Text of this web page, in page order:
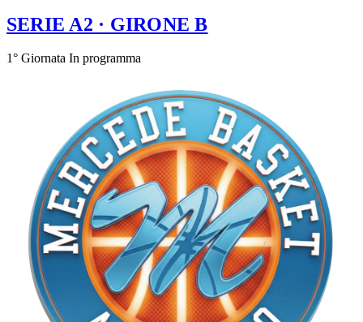
SERIE A2 · GIRONE B
1° Giornata In programma